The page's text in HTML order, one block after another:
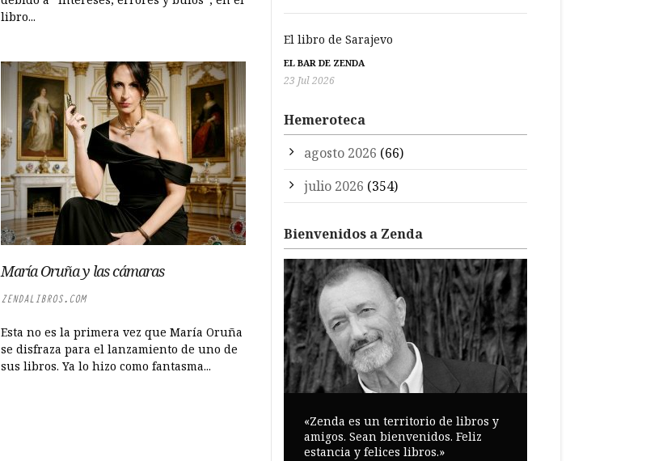
libro...
María Oruña y las cámaras
ZENDALIBROS.COM
Esta no es la primera vez que María Oruña
se disfraza para el lanzamiento de uno de
sus libros. Ya lo hizo como fantasma...
El libro de Sarajevo
EL BAR DE ZENDA
23 Jul 2026
Hemeroteca
agosto 2026 (66)
julio 2026 (354)
Bienvenidos a Zenda
«Zenda es un territorio de libros y
amigos. Sean bienvenidos. Feliz
estancia y felices libros.»